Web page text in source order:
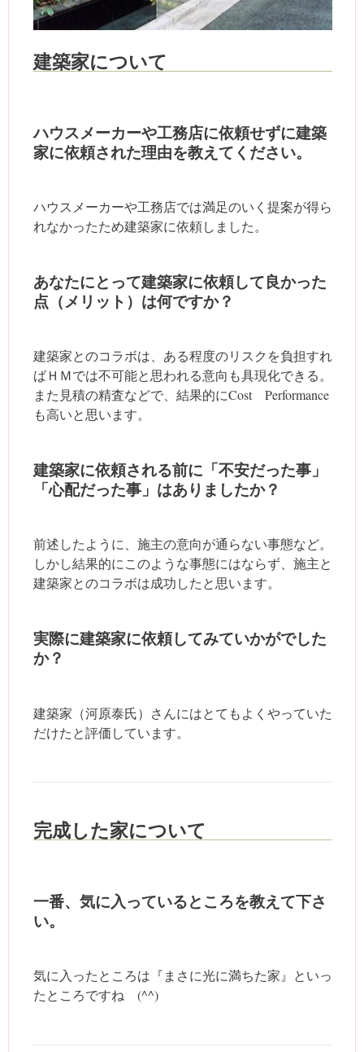
建築家について
ハウスメーカーや工務店に依頼せずに建築
家に依頼された理由を教えてください。
ハウスメーカーや工務店では満足のいく提案が得ら
れなかったため建築家に依頼しました。
あなたにとって建築家に依頼して良かった
点（メリット）は何ですか？
建築家とのコラボは、ある程度のリスクを負担すれ
ばＨＭでは不可能と思われる意向も具現化できる。
また見積の精査などで、結果的にCost Performance
も高いと思います。
建築家に依頼される前に「不安だった事」
「心配だった事」はありましたか？
前述したように、施主の意向が通らない事態など。
しかし結果的にこのような事態にはならず、施主と
建築家とのコラボは成功したと思います。
実際に建築家に依頼してみていかがでした
か？
建築家（河原泰氏）さんにはとてもよくやっていた
だけたと評価しています。
完成した家について
一番、気に入っているところを教えて下さ
い。
気に入ったところは『まさに光に満ちた家』といっ
たところですね (^^)